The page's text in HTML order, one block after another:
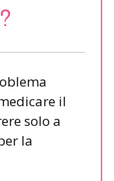
il
solo a
la